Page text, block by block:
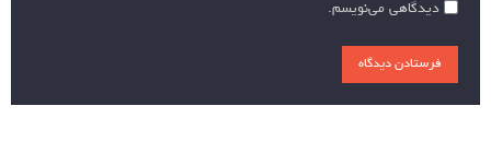
دیدگاهی می‌نویسم.